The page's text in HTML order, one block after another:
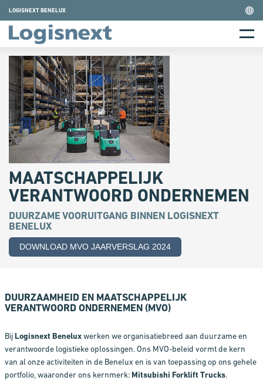
to
content
LOGISNEXT BENELUX
Menu
MAATSCHAPPELIJK
VERANTWOORD ONDERNEMEN
DUURZAME VOORUITGANG BINNEN LOGISNEXT
BENELUX
DOWNLOAD MVO JAARVERSLAG 2024
DUURZAAMHEID EN MAATSCHAPPELIJK
VERANTWOORD ONDERNEMEN (MVO)
Bij Logisnext Beneluxwerken we organisatiebreed aan duurzame en
verantwoorde logistieke oplossingen. Ons MVO-beleid vormt de kern
van al onze activiteiten in de Benelux en is van toepassing op ons gehele
portfolio, waaronder ons kernmerk: Mitsubishi Forklift Trucks.